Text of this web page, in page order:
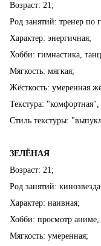
Возраст: 21;
Род занятий: тренер по
Характер: энергичная;
Хобби: гимнастика,
Мягкость: мягкая;
Жёсткость: умеренная
Текстура: "комфортная",
Стиль текстуры:
ЗЕЛЁНАЯ
Возраст: 21;
Род занятий:
Характер: наивная;
Хобби: просмотр
Мягкость: умеренная;